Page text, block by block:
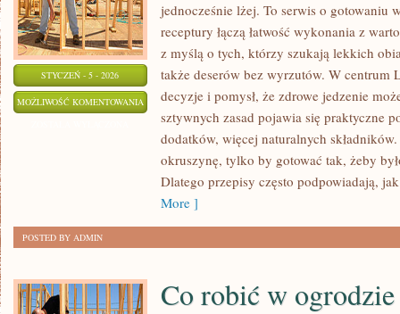
STYCZEŃ - 5 - 2026
MOŻLIWOŚĆ KOMENTOWANIA PRZEPISY
SEZONOWE
jednocześnie lżej. To serwis o gotowaniu
receptury łączą łatwość wykonania z
z myślą o tych, którzy szukają lekkich
także deserów bez wyrzutów. W centrum
decyzje i pomysł, że zdrowe jedzenie
sztywnych zasad pojawia się praktyczne
dodatków, więcej naturalnych
okruszynę, tylko by gotować tak, żeby
Dlatego przepisy często podpowiadają,
More ]
POSTED BY ADMIN
Co robić w